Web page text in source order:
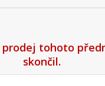
prodej tohoto
skončil.